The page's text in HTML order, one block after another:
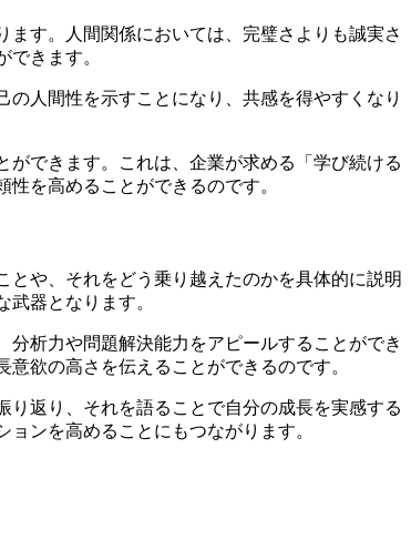
す。人間関係においては、完璧さよりも誠実さ
きます。
人間性を示すことになり、共感を得やすくなり
できます。これは、企業が求める「学び続ける
を高めることができるのです。
や、それをどう乗り越えたのかを具体的に説明
器となります。
析力や問題解決能力をアピールすることができ
欲の高さを伝えることができるのです。
返り、それを語ることで自分の成長を実感する
ンを高めることにもつながります。